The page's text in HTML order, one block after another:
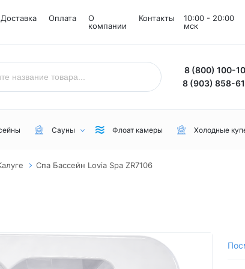
Доставка Оплата
О
компании
Контакты
10:00 - 20:00
мск
8 (800) 100-
8 (903) 858-
бани или сауны
Для зимы
MEXDA
Jacuzzi
Сауны Флоат камеры Холодные
Спа Бассейн Lovia Spa ZR7106